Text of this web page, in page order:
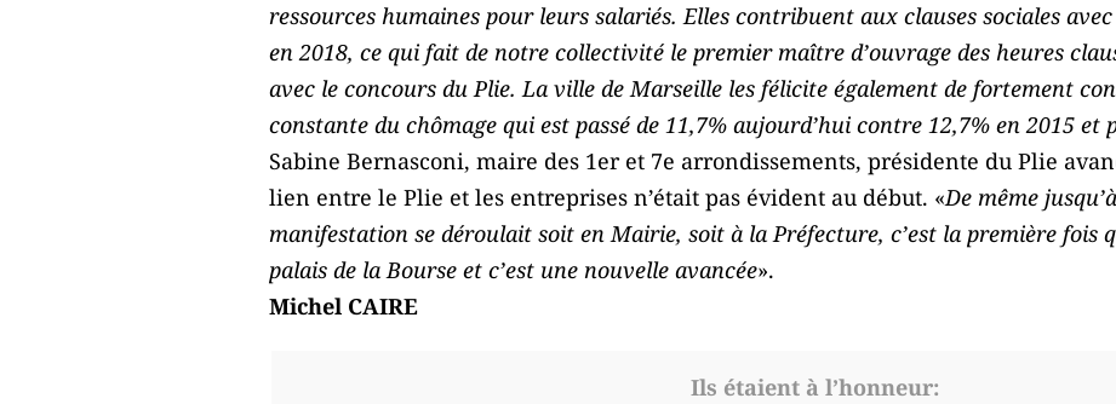
ressources humaines pour leurs salariés. Elles contribuent aux clauses sociales
en 2018, ce qui fait de notre collectivité le premier maître d’ouvrage des heures
avec le concours du Plie. La ville de Marseille les félicite également de fortement
constante du chômage qui est passé de 11,7% aujourd’hui contre 12,7% en 2015 et
Sabine Bernasconi, maire des 1er et 7e arrondissements, présidente du Plie
lien entre le Plie et les entreprises n’était pas évident au début. «De même
manifestation se déroulait soit en Mairie, soit à la Préfecture, c’est la première fois
palais de la Bourse et c’est une nouvelle avancée».
Michel CAIRE
Ils étaient à l’honneur: